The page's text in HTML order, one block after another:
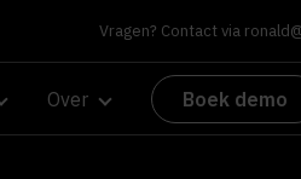
Vragen? Contact via
Over Boek demo